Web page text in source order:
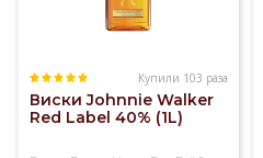
Купили 103 раза
Виски Johnnie Walker
Red Label 40% (1L)